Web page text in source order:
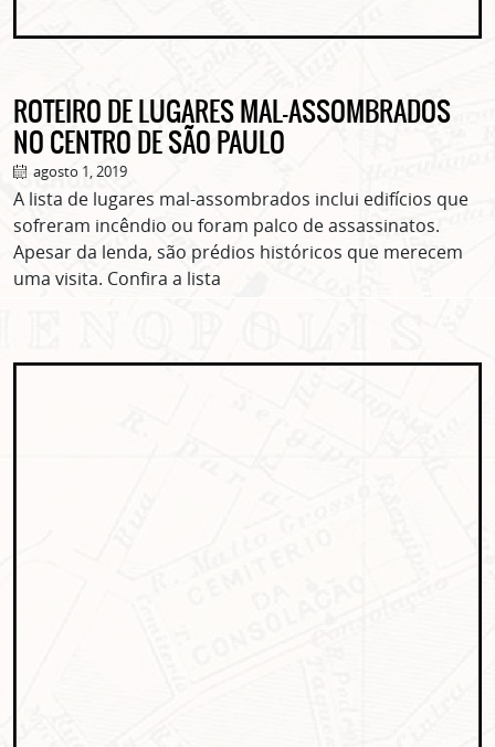
ROTEIRO DE LUGARES MAL-ASSOMBRADOS
NO CENTRO DE SÃO PAULO
agosto 1, 2019
A lista de lugares mal-assombrados inclui edifícios que
sofreram incêndio ou foram palco de assassinatos.
Apesar da lenda, são prédios históricos que merecem
uma visita. Confira a lista